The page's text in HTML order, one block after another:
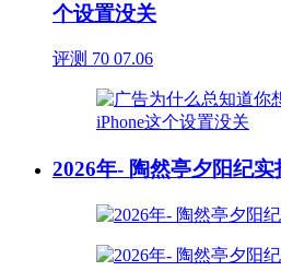
个设置没关
评测 70 07.06
2026年- 陶然亭夕阳纪实